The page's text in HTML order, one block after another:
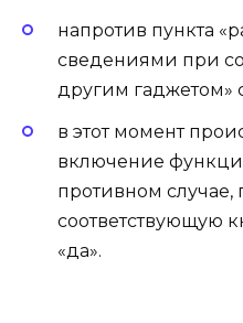
напротив пункта
сведениями при
другим гаджетом»
в этот момент
включение
противном случае,
соответствующую
«да».